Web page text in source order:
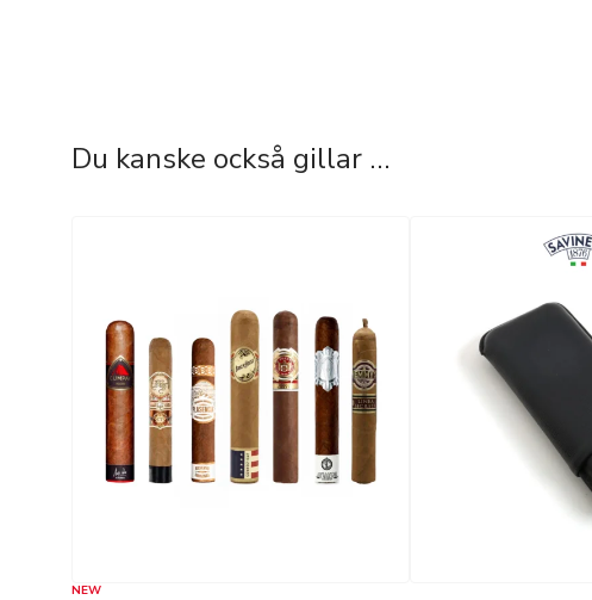
Du kanske också gillar …
NEW